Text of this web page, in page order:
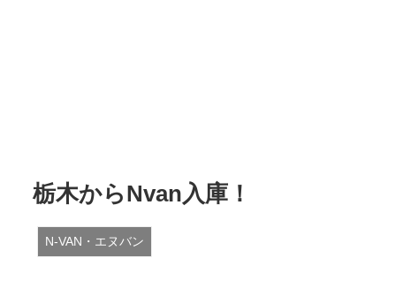
栃木からNvan入庫！
N-VAN・エヌバン